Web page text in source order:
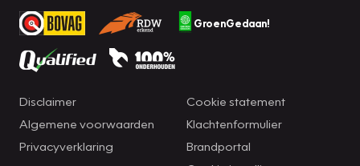
GroenGedaan!
Disclaimer
Algemene voorwaarden
Privacyverklaring
Cookie statement
Klachtenformulier
Brandportal